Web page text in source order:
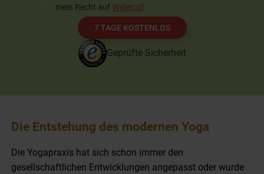
mein Recht auf Widerruf.
7 TAGE KOSTENLOS
Geprüfte Sicherheit
Die Entstehung des modernen Yoga
Die Yogapraxis hat sich schon immer den
gesellschaftlichen Entwicklungen angepasst oder wurde